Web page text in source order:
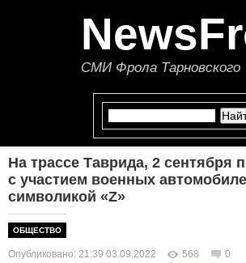
СМИ Фрола Тарновского
НОВОСТИ
ПОЛИТИКА
На трассе Таврида, 2 сентября
с участием военных
символикой «Z»
ОБЩЕСТВО
Опубликовано: 21:39 03.09.2022 568 0